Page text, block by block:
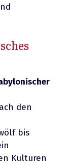
den
bis
Kulturen